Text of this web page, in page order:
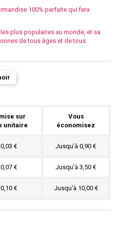
100% parfaite qui fera
plus populaires au monde, et sa
de tous âges et de tous
sur
unitaire
Vous
économisez
0,03 € Jusqu'à 0,90 €
0,07 € Jusqu'à 3,50 €
0,10 € Jusqu'à 10,00 €